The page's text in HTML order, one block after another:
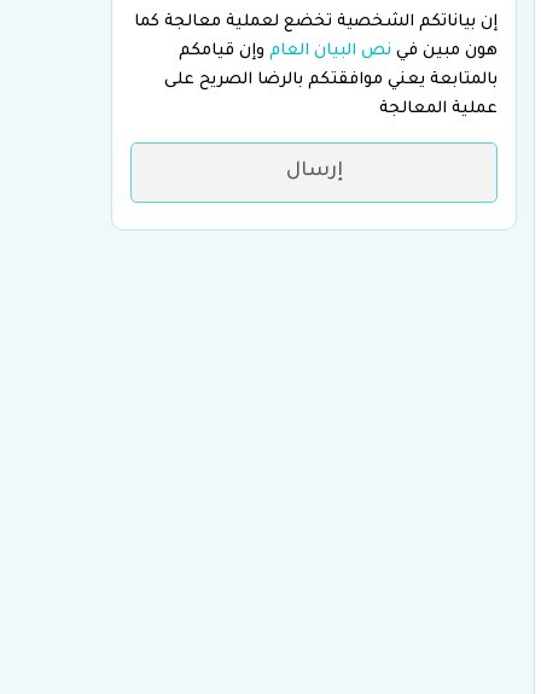
إن بياناتكم الشخصية تخضع لعملية معالجة كما
هون مبين في نص البيان العام وإن قيامكم
بالمتابعة يعني موافقتكم بالرضا الصريح على
عملية المعالجة
إرسال